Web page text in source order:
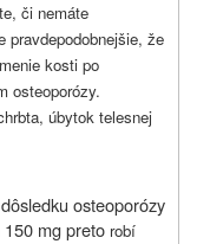
či nemáte
pravdepodobnejšie, že
kosti po
osteoporózy.
úbytok telesnej
osteoporózy
mg preto robí